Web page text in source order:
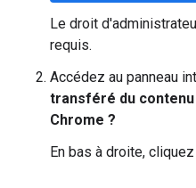
Le droit
requis.
Accédez au panneau
transféré du
Chrome ?
En bas à droite,